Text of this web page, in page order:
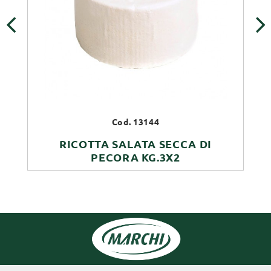
Cod. 13144
RICOTTA SALATA SECCA DI
PECORA KG.3X2